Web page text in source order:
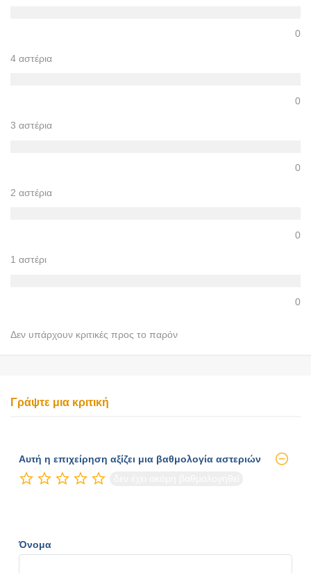
0
4 αστέρια
0
3 αστέρια
0
2 αστέρια
0
1 αστέρι
0
Δεν υπάρχουν κριτικές προς το παρόν
Γράψτε μια κριτική
Αυτή η επιχείρηση αξίζει μια βαθμολογία αστεριών
Όνομα